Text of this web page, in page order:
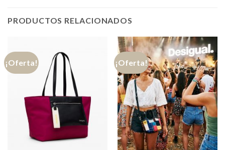
PRODUCTOS RELACIONADOS
¡Oferta! ¡Oferta!